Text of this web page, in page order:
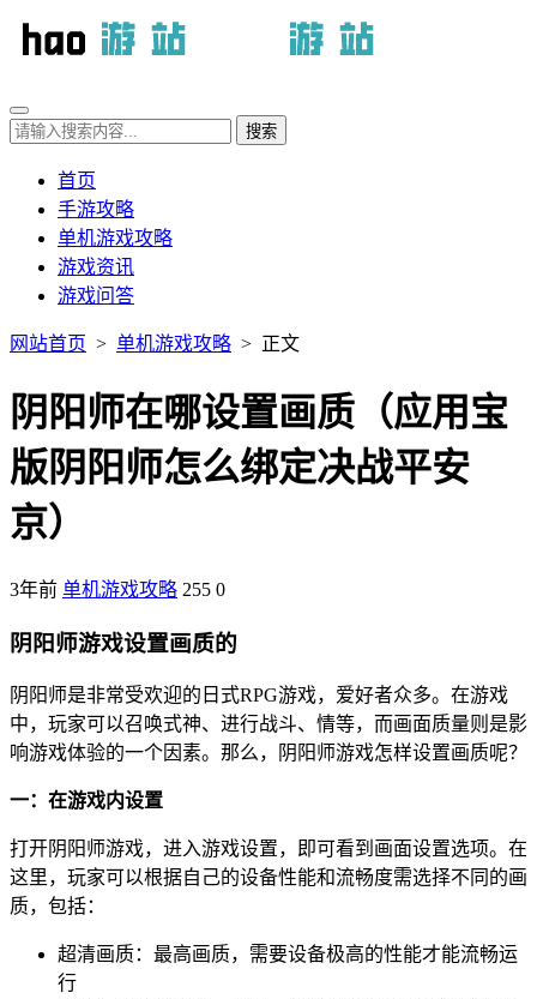
首页
手游攻略
单机游戏攻略
游戏资讯
游戏问答
网站首页 > 单机游戏攻略 > 正文
阴阳师在哪设置画质（应用宝
版阴阳师怎么绑定决战平安
京）
3年前 单机游戏攻略 255 0
阴阳师游戏设置画质的
阴阳师是非常受欢迎的日式RPG游戏，爱好者众多。在游戏
中，玩家可以召唤式神、进行战斗、情等，而画面质量则是影
响游戏体验的一个因素。那么，阴阳师游戏怎样设置画质呢？
一：在游戏内设置
打开阴阳师游戏，进入游戏设置，即可看到画面设置选项。在
这里，玩家可以根据自己的设备性能和流畅度需选择不同的画
质，包括：
超清画质：最高画质，需要设备极高的性能才能流畅运
行